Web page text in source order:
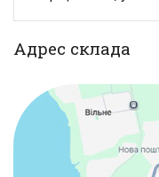
Адрес склада